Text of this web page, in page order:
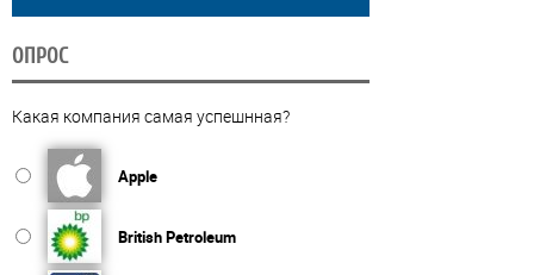
ОПРОС
Какая компания самая успешнная?
Apple
British Petroleum